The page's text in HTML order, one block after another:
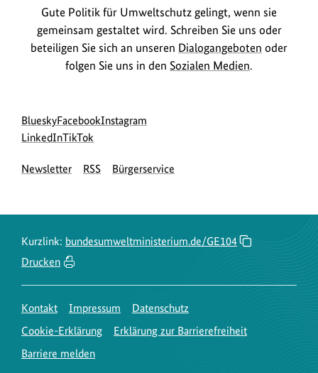
Gute Politik für Umweltschutz gelingt, wenn sie
gemeinsam gestaltet wird. Schreiben Sie uns oder
beteiligen Sie sich an unseren Dialogangeboten oder
folgen Sie uns in den Sozialen Medien.
Social
Media
Blueskyzur
Bluesky-
des
Facebookzur
des
Instagram
des
LinkedInzur
Seite
zur
Seite
TikTok
Newsletter RSS Bürgerservice
Kurzlink: bundesumweltministerium.de/GE104
Drucken
Kontakt Impressum
Datenschutz
Cookie-Erklärung
Erklärung zur Barrierefreiheit
Barriere melden